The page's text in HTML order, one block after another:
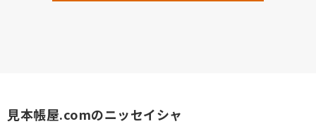
見本帳屋.comのニッセイシャ